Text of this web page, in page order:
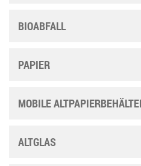
BIOABFALL
PAPIER
MOBILE
ALTGLAS